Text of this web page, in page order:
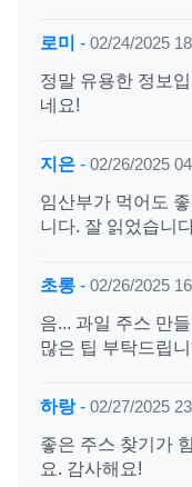
로미 - 02/24/2025
정말 유용한 정보
네요!
지은 - 02/26/2025
임산부가 먹어도
니다. 잘 읽었습니
초롱 - 02/26/2025
음... 과일 주스 만
많은 팁 부탁드립
하랑- 02/27/2025
좋은 주스 찾기가
요. 감사해요!